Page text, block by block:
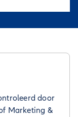
door
Marketing &